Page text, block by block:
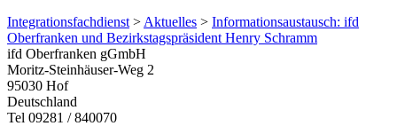
Integrationsfachdienst > Aktuelles > Informationsaustausch: ifd
Oberfranken und Bezirkstagspräsident Henry Schramm
ifd Oberfranken gGmbH
Moritz-Steinhäuser-Weg 2
95030 Hof
Deutschland
Tel 09281 / 840070